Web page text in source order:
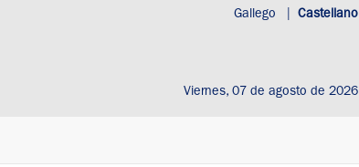
Castellano
Gallego
Viernes, 07 de agosto de 2026